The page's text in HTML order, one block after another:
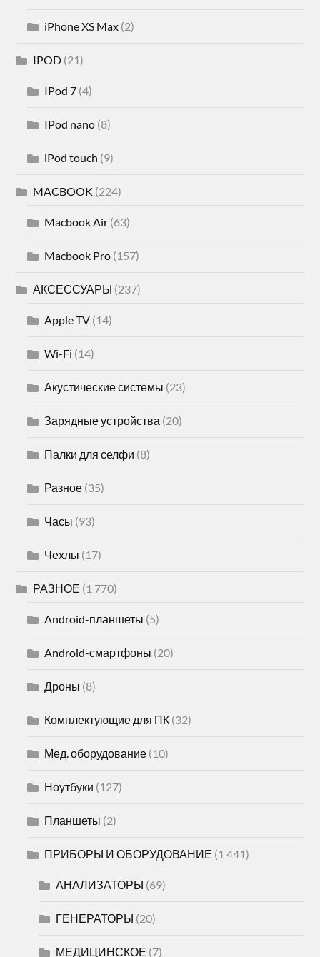
iPhone XS Max (2)
IPOD (21)
IPod 7 (4)
IPod nano (8)
iPod touch (9)
MACBOOK (224)
Macbook Air (63)
Macbook Pro (157)
АКСЕССУАРЫ (237)
Apple TV (14)
Wi-Fi (14)
Акустические системы (23)
Зарядные устройства (20)
Палки для селфи (8)
Разное (35)
Часы (93)
Чехлы (17)
РАЗНОЕ (1 770)
Android-планшеты (5)
Android-смартфоны (20)
Дроны (8)
Комплектующие для ПК (32)
Мед. оборудование (10)
Ноутбуки (127)
Планшеты (2)
ПРИБОРЫ И ОБОРУДОВАНИЕ (1 441)
АНАЛИЗАТОРЫ (69)
ГЕНЕРАТОРЫ (20)
МЕДИЦИНСКОЕ (7)